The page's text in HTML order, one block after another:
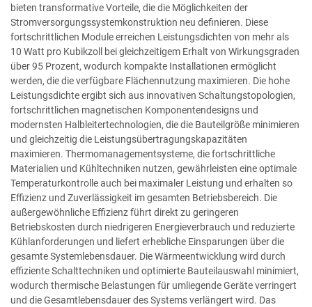
bieten transformative Vorteile, die die Möglichkeiten der
Stromversorgungssystemkonstruktion neu definieren. Diese
fortschrittlichen Module erreichen Leistungsdichten von mehr als
10 Watt pro Kubikzoll bei gleichzeitigem Erhalt von Wirkungsgraden
über 95 Prozent, wodurch kompakte Installationen ermöglicht
werden, die die verfügbare Flächennutzung maximieren. Die hohe
Leistungsdichte ergibt sich aus innovativen Schaltungstopologien,
fortschrittlichen magnetischen Komponentendesigns und
modernsten Halbleitertechnologien, die die Bauteilgröße minimieren
und gleichzeitig die Leistungsübertragungskapazitäten
maximieren. Thermomanagementsysteme, die fortschrittliche
Materialien und Kühltechniken nutzen, gewährleisten eine optimale
Temperaturkontrolle auch bei maximaler Leistung und erhalten so
Effizienz und Zuverlässigkeit im gesamten Betriebsbereich. Die
außergewöhnliche Effizienz führt direkt zu geringeren
Betriebskosten durch niedrigeren Energieverbrauch und reduzierte
Kühlanforderungen und liefert erhebliche Einsparungen über die
gesamte Systemlebensdauer. Die Wärmeentwicklung wird durch
effiziente Schalttechniken und optimierte Bauteilauswahl minimiert,
wodurch thermische Belastungen für umliegende Geräte verringert
und die Gesamtlebensdauer des Systems verlängert wird. Das